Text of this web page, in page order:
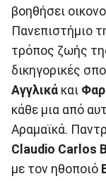
βοηθήσει
Πανεπιστήμιο
τρόπος ζωής
δικηγορικές
Αγγλικά και
κάθε μια από
Αραμαϊκά.
Claudio Carlos
με τον ηθοποιό